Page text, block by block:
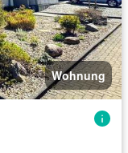
Wohnung